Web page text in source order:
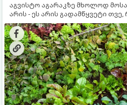
აგვისტო აგარაკზე მხოლოდ
არის - ეს არის გადამწყვეტი
ეყრება მომავალი წლის
შემოდგომა-ზამთრის
ნიადაგმა ენერგია აღიდგინოს,
ზამთარს გაუძლონ, აგვისტოს
მნიშვნელოვანი საქმის